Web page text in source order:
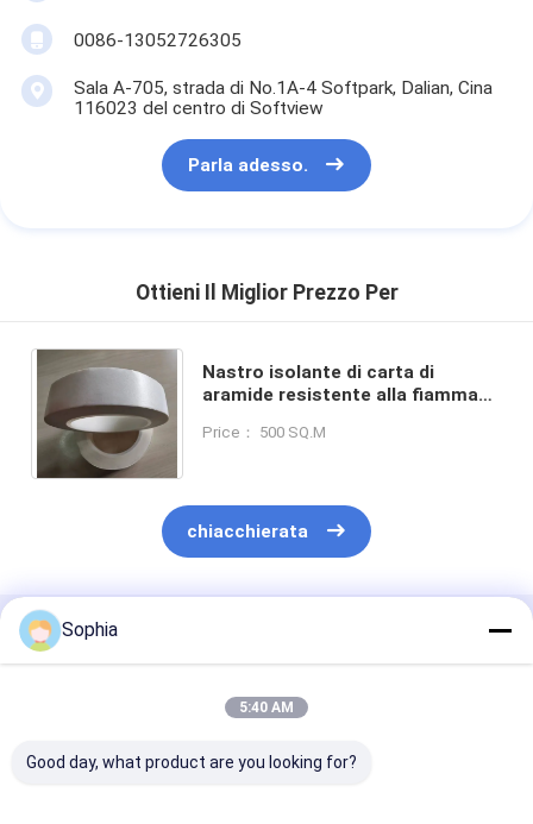
0086-13052726305
Sala A-705, strada di No.1A-4 Softpark, Dalian, Cina
116023 del centro di Softview
Parla adesso.
Ottieni Il Miglior Prezzo Per
Nastro isolante di carta di
aramide resistente alla fiamma
Nastro isolante di classe F
Price： 500 SQ.M
chiacchierata
Prodotti Raccomandati
Sophia
5:40 AM
Good day, what product are you looking for?